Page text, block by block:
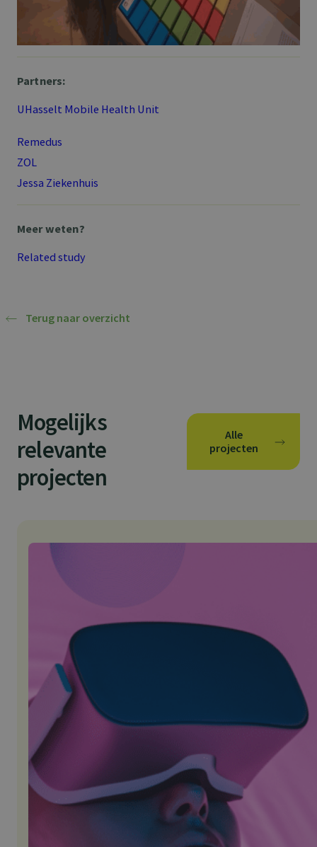
Partners:
UHasselt Mobile Health Unit
Remedus
ZOL
Jessa Ziekenhuis
Meer weten?
Related study
Terug naar overzicht
Mogelijks
relevante
projecten
Alle
projecten